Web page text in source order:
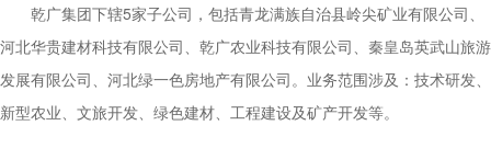
乾广集团下辖5家子公司，包括青龙满族自治县岭尖矿业有限公司、
河北华贵建材科技有限公司、乾广农业科技有限公司、秦皇岛英武山旅游
发展有限公司、河北绿一色房地产有限公司。业务范围涉及：技术研发、
新型农业、文旅开发、绿色建材、工程建设及矿产开发等。